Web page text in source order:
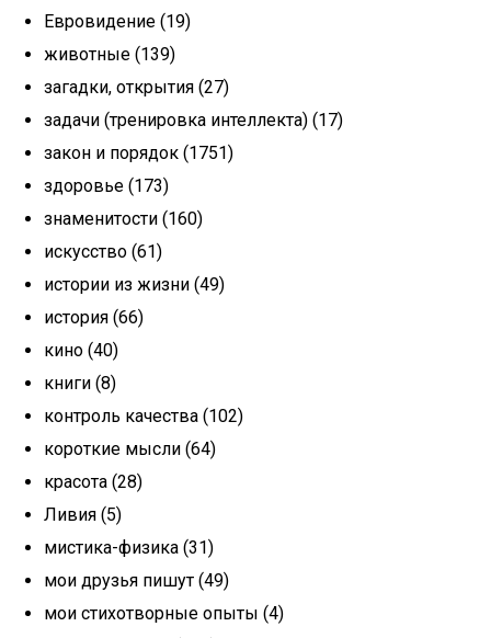
Евровидение (19)
животные (139)
загадки, открытия (27)
задачи (тренировка интеллекта) (17)
закон и порядок (1751)
здоровье (173)
знаменитости (160)
искусство (61)
истории из жизни (49)
история (66)
кино (40)
книги (8)
контроль качества (102)
короткие мысли (64)
красота (28)
Ливия (5)
мистика-физика (31)
мои друзья пишут (49)
мои стихотворные опыты (4)